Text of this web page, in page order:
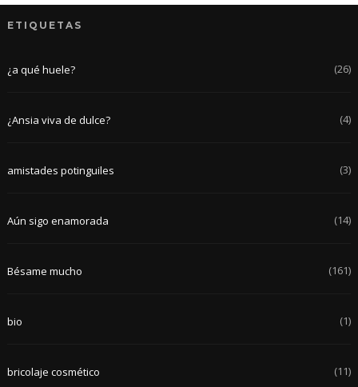
ETIQUETAS
¿a qué huele? (26)
¿Ansia viva de dulce? (4)
amistades potinguiles (3)
Aún sigo enamorada (14)
Bésame mucho (161)
bio (1)
bricolaje cosmético (11)